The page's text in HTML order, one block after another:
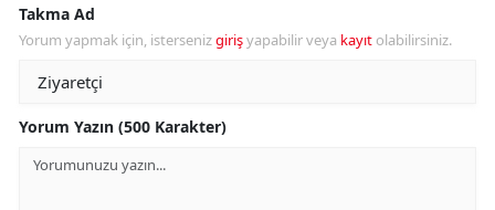
Takma Ad
Yorum yapmak için, istersenizgirişyapabilir veya kayıt olabilirsiniz.
Yorum Yazın (500 Karakter)